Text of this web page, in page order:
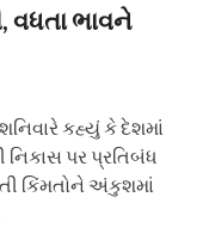
વધતા ભાવને
કહ્યું કે દેશમાં
નિકાસ પર પ્રતિબંધ
કિંમતોને અંકુશમાં